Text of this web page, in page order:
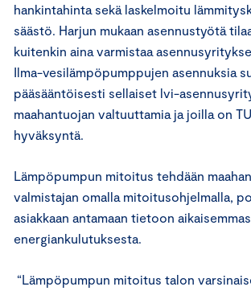
hankintahinta sekä laskelmoitu
säästö. Harjun mukaan asennustyötä
kuitenkin aina varmistaa
Ilma-vesilämpöpumppujen asennuksia
pääsääntöisesti sellaiset lvi-
maahantuojan valtuuttamia ja joilla on
hyväksyntä.
Lämpöpumpun mitoitus tehdään
valmistajan omalla mitoitusohjelmalla,
asiakkaan antamaan tietoon
energiankulutuksesta.
“Lämpöpumpun mitoitus talon